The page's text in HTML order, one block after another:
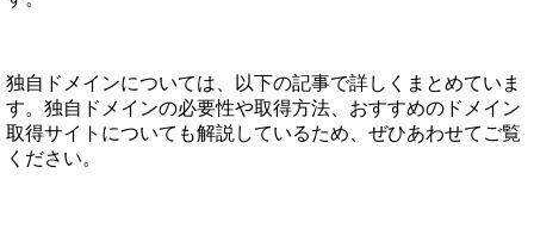
独自ドメインについては、以下の記事で詳しくまとめていま
す。独自ドメインの必要性や取得方法、おすすめのドメイン
取得サイトについても解説しているため、ぜひあわせてご覧
ください。